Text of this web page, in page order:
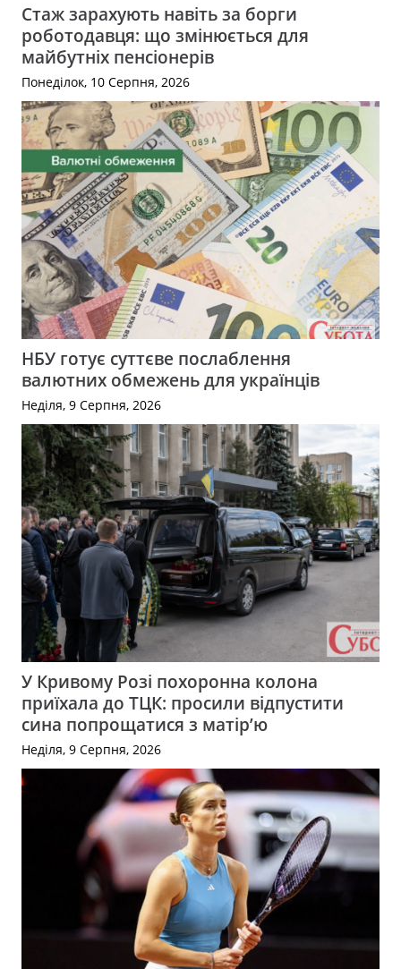
Стаж зарахують навіть за борги
роботодавця: що змінюється для
майбутніх пенсіонерів
Понеділок, 10 Серпня, 2026
НБУ готує суттєве послаблення
валютних обмежень для українців
Неділя, 9 Серпня, 2026
У Кривому Розі похоронна колона
приїхала до ТЦК: просили відпустити
сина попрощатися з матір’ю
Неділя, 9 Серпня, 2026